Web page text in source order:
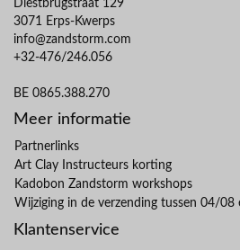
Diestbrugstraat 129
3071 Erps-Kwerps
info@zandstorm.com
+32-476/246.056
BE 0865.388.270
Meer informatie
Partnerlinks
Art Clay Instructeurs korting
Kadobon Zandstorm workshops
Wijziging in de verzending tussen 04/08
Klantenservice